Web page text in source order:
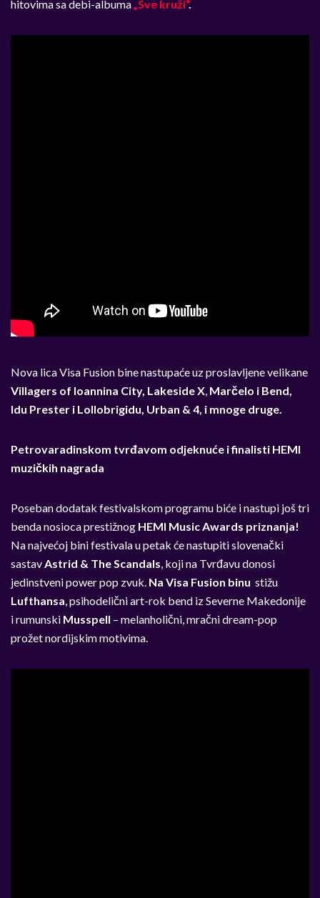
hitovima sa debi-albuma„Sve kruži“.
Nova lica Visa Fusion bine nastupaće uz proslavljene velikane
Villagers of Ioannina City, Lakeside X, Marčelo i Bend,
Idu Prester i Lollobrigidu, Urban & 4, i mnoge druge.
Petrovaradinskom tvrđavom odjeknuće i finalisti HEMI
muzičkih nagrada
Poseban dodatak festivalskom programu biće i nastupi još tri
benda nosioca prestižnog HEMI Music Awards priznanja!
Na najvećoj bini festivala u petak će nastupiti slovenački
sastavAstrid & The Scandals, koji na Tvrđavu donosi
jedinstveni power pop zvuk. Na Visa Fusion binu stižu
Lufthansa, psihodelični art-rok bend iz Severne Makedonije
i rumunski Musspell – melanholični, mračni dream-pop
prožet nordijskim motivima.